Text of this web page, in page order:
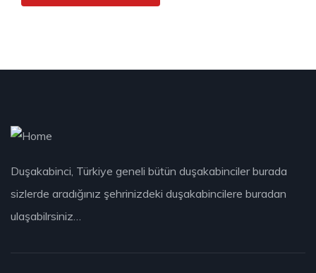
Duşakabinci, Türkiye geneli bütün duşakabinciler burada
sizlerde aradığınız şehrinizdeki duşakabincilere buradan
ulaşabilrsiniz…